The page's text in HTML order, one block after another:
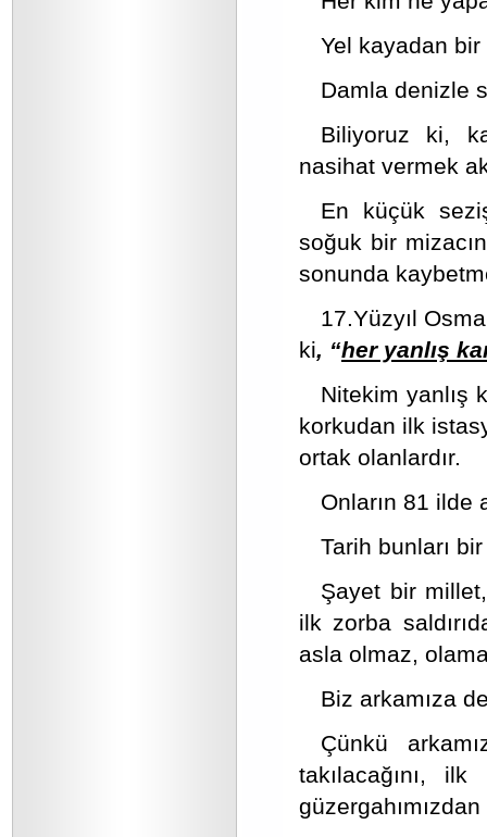
Yel kayadan
Damla denizle
Biliyoruz ki,
nasihat vermek
En küçük
soğuk bir
sonunda
17.Yüzyıl
ki, “her yanlış
Nitekim yanlış
korkudan ilk
ortak olanlardır.
Onların 81 ilde
Tarih bunları
Şayet bir
ilk zorba
asla olmaz,
Biz arkamıza
Çünkü
takılacağını,